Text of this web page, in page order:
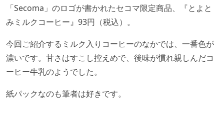
「Secoma」のロゴが書かれたセコマ限定商品、『とよと
みミルクコーヒー』93円（税込）。
今回ご紹介するミルク入りコーヒーのなかでは、一番色が
濃いです。甘さはすこし控えめで、後味が慣れ親しんだコ
ーヒー牛乳のようでした。
紙パックなのも筆者は好きです。